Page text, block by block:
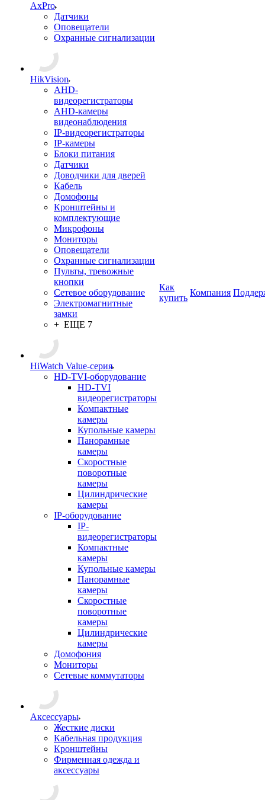
AxPro
Датчики
Оповещатели
Охранные сигнализации
HikVision
AHD-
видеорегистраторы
AHD-камеры
видеонаблюдения
IP-видеорегистраторы
IP-камеры
Блоки питания
Датчики
Доводчики для дверей
Кабель
Домофоны
Кронштейны и
комплектующие
Микрофоны
Мониторы
Оповещатели
Охранные сигнализации
Пульты, тревожные
кнопки
Сетевое оборудование
Электромагнитные
замки
+ ЕЩЕ 7
HiWatch Value-серия
HD-TVI-оборудование
HD-TVI
видеорегистраторы
Компактные
камеры
Купольные камеры
Панорамные
камеры
Скоростные
поворотные
камеры
Цилиндрические
камеры
IP-оборудование
IP-
видеорегистраторы
Компактные
камеры
Купольные камеры
Панорамные
камеры
Скоростные
поворотные
камеры
Цилиндрические
камеры
Домофония
Мониторы
Сетевые коммутаторы
Аксессуары
Жесткие диски
Кабельная продукция
Кронштейны
Фирменная одежда и
аксессуары
Как
купить
Компания